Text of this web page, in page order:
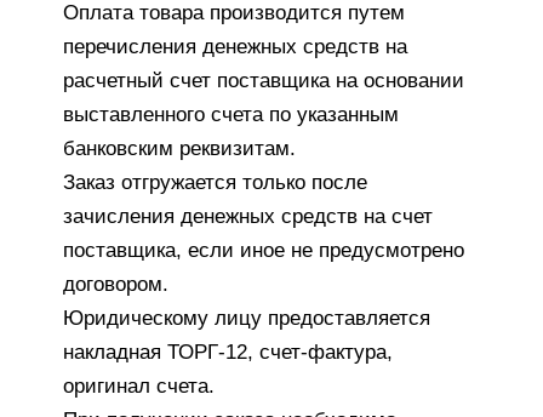
Оплата товара производится путем
перечисления денежных средств на
расчетный счет поставщика на основании
выставленного счета по указанным
банковским реквизитам.
Заказ отгружается только после
зачисления денежных средств на счет
поставщика, если иное не предусмотрено
договором.
Юридическому лицу предоставляется
накладная ТОРГ-12, счет-фактура,
оригинал счета.